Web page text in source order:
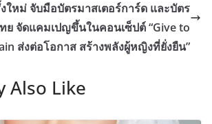
ใหม่ จับมือบัตรมาสเตอร์การ์ด และบัตร
ย จัดแคมเปญขึ้นในคอนเซ็ปต์ “Give to
ส่งต่อโอกาส สร้างพลังผู้หญิงที่ยั่งยืน”
Also Like